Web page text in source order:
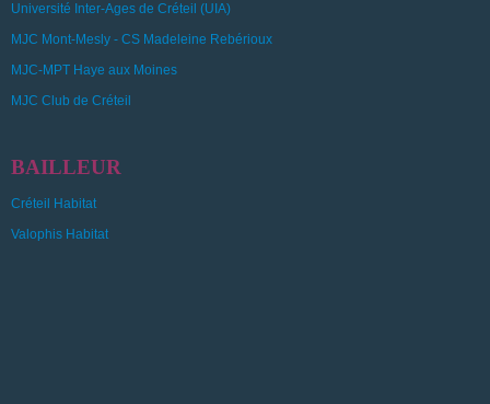
Université Inter-Ages de Créteil (UIA)
MJC Mont-Mesly - CS Madeleine Rebérioux
MJC-MPT Haye aux Moines
MJC Club de Créteil
BAILLEUR
Créteil Habitat
Valophis Habitat